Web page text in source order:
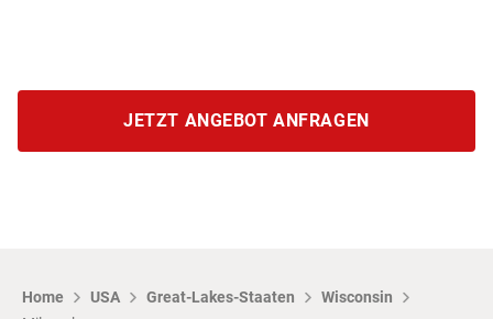
Home USA Great-Lakes-Staaten
Wisconsin
JETZT ANGEBOT ANFRAGEN